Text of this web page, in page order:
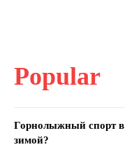
Popular
Горнолыжный спорт в
зимой?